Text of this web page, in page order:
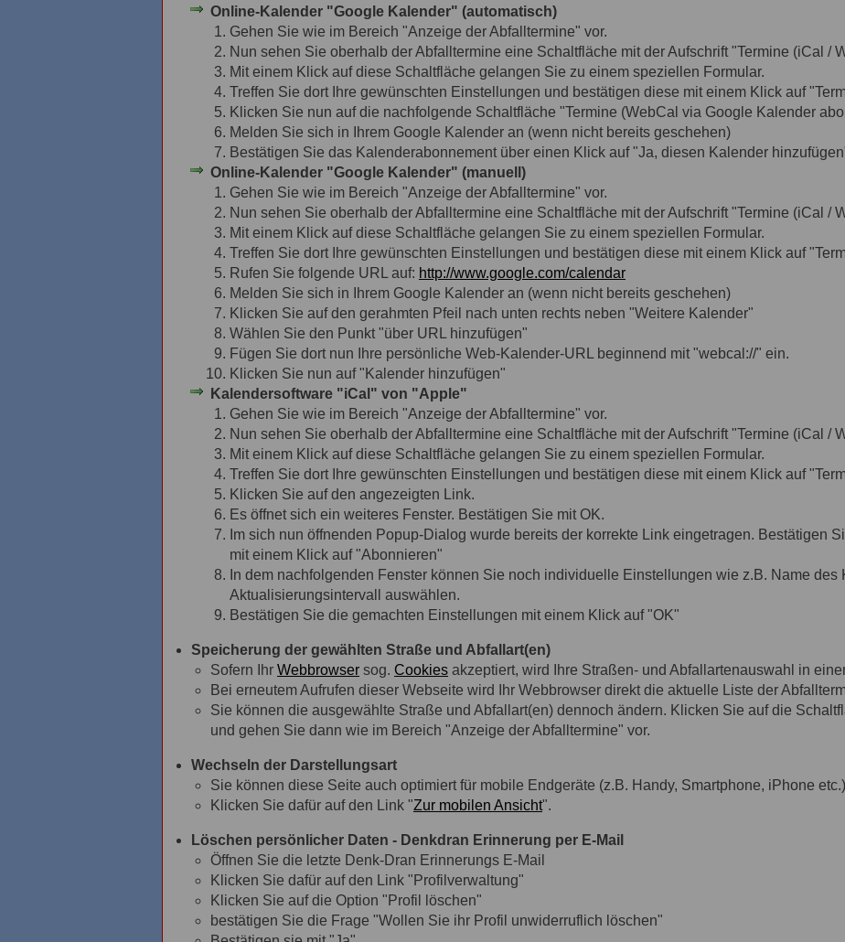
Online-Kalender "Google Kalender" (automatisch)
Gehen Sie wie im Bereich "Anzeige der Abfalltermine" vor.
Nun sehen Sie oberhalb der Abfalltermine eine Schaltfläche mit der Aufschrift "Termine (iCal /
Mit einem Klick auf diese Schaltfläche gelangen Sie zu einem speziellen Formular.
Treffen Sie dort Ihre gewünschten Einstellungen und bestätigen diese mit einem Klick auf
Klicken Sie nun auf die nachfolgende Schaltfläche "Termine (WebCal via Google Kalender
Melden Sie sich in Ihrem Google Kalender an (wenn nicht bereits geschehen)
Bestätigen Sie das Kalenderabonnement über einen Klick auf "Ja, diesen Kalender
Online-Kalender "Google Kalender" (manuell)
Gehen Sie wie im Bereich "Anzeige der Abfalltermine" vor.
Nun sehen Sie oberhalb der Abfalltermine eine Schaltfläche mit der Aufschrift "Termine (iCal /
Mit einem Klick auf diese Schaltfläche gelangen Sie zu einem speziellen Formular.
Treffen Sie dort Ihre gewünschten Einstellungen und bestätigen diese mit einem Klick auf
Rufen Sie folgende URL auf: http://www.google.com/calendar
Melden Sie sich in Ihrem Google Kalender an (wenn nicht bereits geschehen)
Klicken Sie auf den gerahmten Pfeil nach unten rechts neben "Weitere Kalender"
Wählen Sie den Punkt "über URL hinzufügen"
Fügen Sie dort nun Ihre persönliche Web-Kalender-URL beginnend mit "webcal://" ein.
Klicken Sie nun auf "Kalender hinzufügen"
Kalendersoftware "iCal" von "Apple"
Gehen Sie wie im Bereich "Anzeige der Abfalltermine" vor.
Nun sehen Sie oberhalb der Abfalltermine eine Schaltfläche mit der Aufschrift "Termine (iCal /
Mit einem Klick auf diese Schaltfläche gelangen Sie zu einem speziellen Formular.
Treffen Sie dort Ihre gewünschten Einstellungen und bestätigen diese mit einem Klick auf
Klicken Sie auf den angezeigten Link.
Es öffnet sich ein weiteres Fenster. Bestätigen Sie mit OK.
Im sich nun öffnenden Popup-Dialog wurde bereits der korrekte Link eingetragen. Bestätigen
mit einem Klick auf "Abonnieren"
In dem nachfolgenden Fenster können Sie noch individuelle Einstellungen wie z.B. Name des
Aktualisierungsintervall auswählen.
Bestätigen Sie die gemachten Einstellungen mit einem Klick auf "OK"
Speicherung der gewählten Straße und Abfallart(en)
Sofern Ihr Webbrowser sog. Cookies akzeptiert, wird Ihre Straßen- und Abfallartenauswahl in
Bei erneutem Aufrufen dieser Webseite wird Ihr Webbrowser direkt die aktuelle Liste der
Sie können die ausgewählte Straße und Abfallart(en) dennoch ändern. Klicken Sie auf die
und gehen Sie dann wie im Bereich "Anzeige der Abfalltermine" vor.
Wechseln der Darstellungsart
Sie können diese Seite auch optimiert für mobile Endgeräte (z.B. Handy, Smartphone, iPhone
Klicken Sie dafür auf den Link "Zur mobilen Ansicht".
Löschen persönlicher Daten - Denkdran Erinnerung per E-Mail
Öffnen Sie die letzte Denk-Dran Erinnerungs E-Mail
Klicken Sie dafür auf den Link "Profilverwaltung"
Klicken Sie auf die Option "Profil löschen"
bestätigen Sie die Frage "Wollen Sie ihr Profil unwiderruflich löschen"